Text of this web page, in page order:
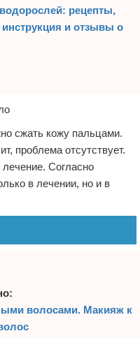
рецепты,
и отзывы о
сжать кожу пальцами.
проблема отсутствует.
Согласно
в лечении, но и в
волосами. Макияж к